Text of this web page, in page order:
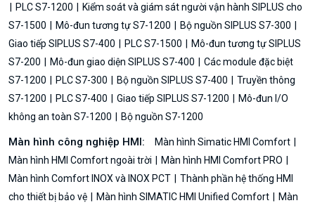
PLC S7-1200
Kiểm soát và giám sát người vận hành SIPLUS cho
S7-1500
Mô-đun tương tự S7-1200
Bộ nguồn SIPLUS S7-300
Giao tiếp SIPLUS S7-400
PLC S7-1500
Mô-đun tương tự SIPLUS
S7-200
Mô-đun giao diện SIPLUS S7-400
Các module đặc biệt
S7-1200
PLC S7-300 Bộ nguồn SIPLUS S7-400
Truyền thông
S7-1200
PLC S7-400 Giao tiếp SIPLUS S7-1200
Mô-đun I/O
không an toàn S7-1200
Bộ nguồn S7-1200
Màn hình công nghiệp HMI:
Màn hình Simatic HMI Comfort
Màn hình HMI Comfort ngoài trời
Màn hình HMI Comfort PRO
Màn hình Comfort INOX và INOX PCT
Thành phần hệ thống HMI
cho thiết bị bảo vệ
Màn hình SIMATIC HMI Unified Comfort
Màn